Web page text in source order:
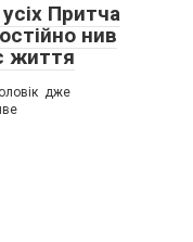
Притча
нив
життя
дже